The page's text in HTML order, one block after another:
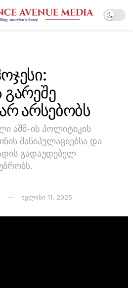
გარეშე
არსებობს
აშშ-ის პოლიტიკის
მანიპულაციებსა და
გადაუდებელ
ივლისი 11, 2025